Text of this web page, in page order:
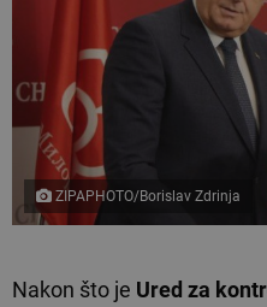
ZIPAPHOTO/Borislav Zdrinja
Nakon što je Ured za